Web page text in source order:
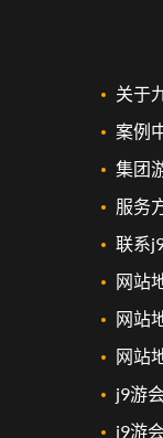
关于
案例
集团
服务
联系
网站
网站
网站
j9游
j9游